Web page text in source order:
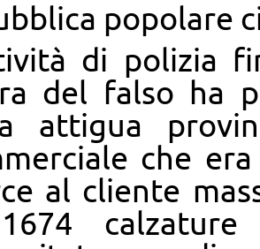
popolare
di polizia
del falso ha
attigua
che
al cliente
calzature